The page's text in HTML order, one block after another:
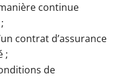
continue
contrat d’assurance
;
de